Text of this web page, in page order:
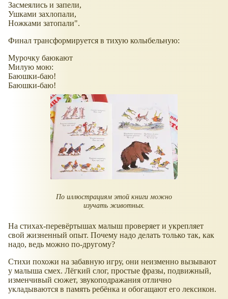
Засмеялись и запели,
Ушками захлопали,
Ножками затопали".
Финал трансформируется в тихую колыбельную:
Мурочку баюкают
Милую мою:
Баюшки-баю!
Баюшки-баю!
По иллюстрациям этой книги можно
изучать животных.
На стихах-перевёртышах малыш проверяет и укрепляет
свой жизненный опыт. Почему надо делать только так, как
надо, ведь можно по-другому?
Стихи похожи на забавную игру, они неизменно вызывают
у малыша смех. Лёгкий слог, простые фразы, подвижный,
изменчивый сюжет, звукоподражания отлично
укладываются в память ребёнка и обогащают его лексикон.